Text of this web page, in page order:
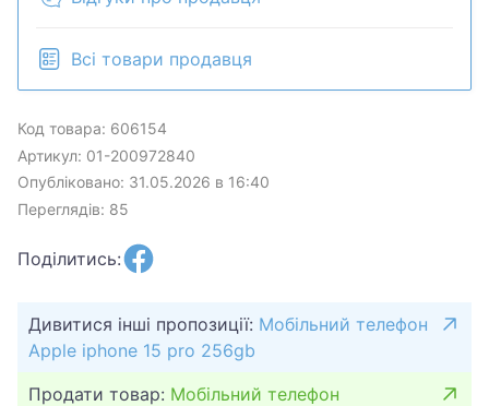
Всі товари продавця
Код товара: 606154
Артикул: 01-200972840
Опубліковано: 31.05.2026 в 16:40
Переглядів: 85
Поділитись:
Дивитися інші пропозиції: Мобільний телефон
Apple iphone 15 pro 256gb
Продати товар: Мобільний телефон